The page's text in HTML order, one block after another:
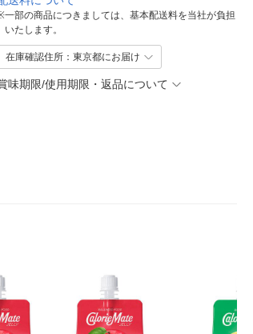
一部の商品につきましては、基本配送料を当社が負担
いたします。
在庫確認住所：東京都にお届け
味期限/使用期限・返品について